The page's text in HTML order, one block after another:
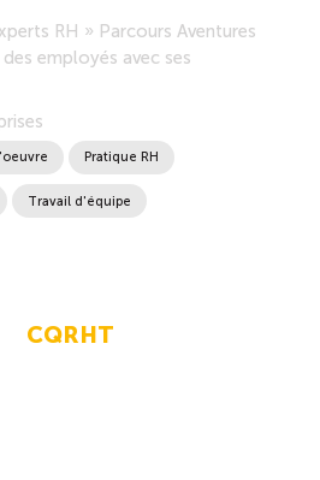
en ligne
RH » Parcours Aventures
employés avec ses
Pratique RH
Travail d'équipe
CQRHT